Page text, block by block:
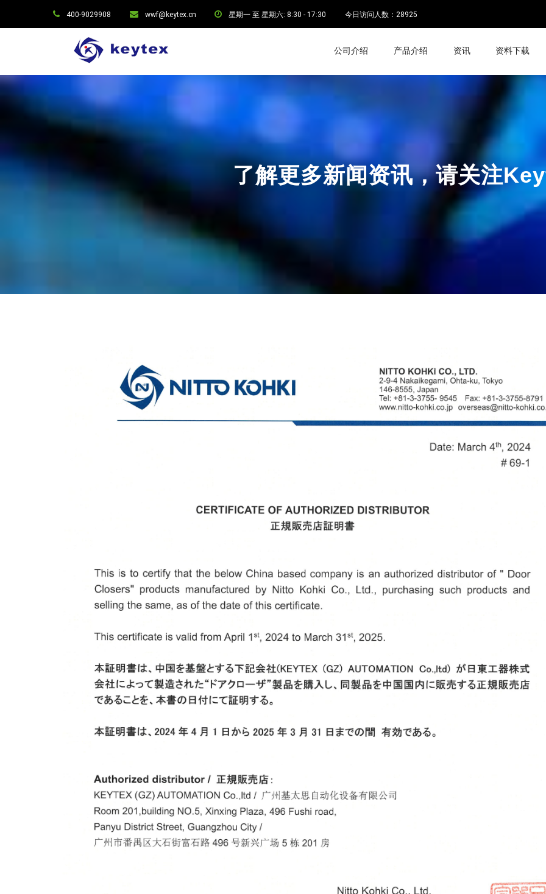
400-9029908 wwf@keytex.cn 星期一 至 星期六: 8:30 - 17:30 今日访问人数： 28925
公司介绍 产品介绍 资讯 资料下载
了解更多新闻资讯，请关注